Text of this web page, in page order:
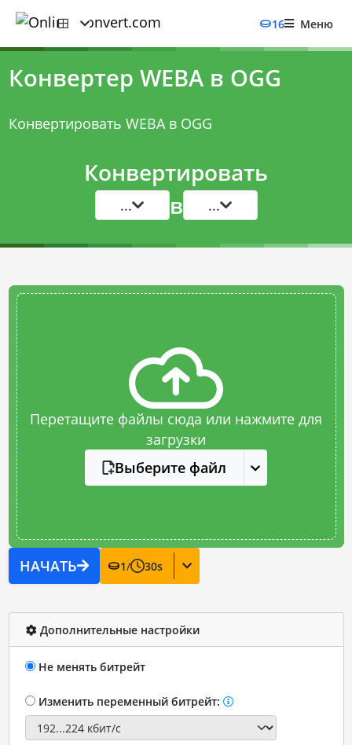
16 Меню
Конвертер WEBA в OGG
Конвертировать WEBA в OGG
Конвертировать
... в ...
Перетащите файлы сюда или нажмите для
загрузки
Выберите файл
НАЧАТЬ 1/ 30s
Дополнительные настройки
Не менять битрейт
Изменить переменный битрейт: